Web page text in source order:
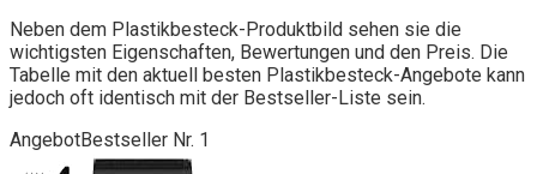
Neben dem Plastikbesteck-Produktbild sehen sie die
wichtigsten Eigenschaften, Bewertungen und den Preis. Die
Tabelle mit den aktuell besten Plastikbesteck-Angebote kann
jedoch oft identisch mit der Bestseller-Liste sein.
AngebotBestseller Nr. 1